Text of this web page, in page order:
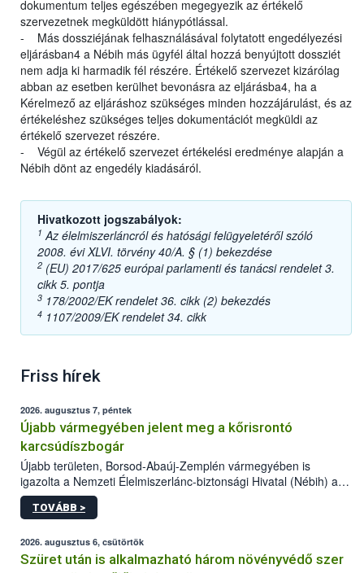
dokumentum teljes egészében megegyezik az értékelő
szervezetnek megküldött hiánypótlással.
- Más dossziéjának felhasználásával folytatott engedélyezési
eljárásban4 a Nébih más ügyfél által hozzá benyújtott dossziét
nem adja ki harmadik fél részére. Értékelő szervezet kizárólag
abban az esetben kerülhet bevonásra az eljárásba4, ha a
Kérelmező az eljáráshoz szükséges minden hozzájárulást, és az
értékeléshez szükséges teljes dokumentációt megküldi az
értékelő szervezet részére.
- Végül az értékelő szervezet értékelési eredménye alapján a
Nébih dönt az engedély kiadásáról.
Hivatkozott jogszabályok:
1 Az élelmiszerláncról és hatósági felügyeletéről szóló
2008. évi XLVI. törvény 40/A. § (1) bekezdése
2 (EU) 2017/625 európai parlamenti és tanácsi rendelet 3.
cikk 5. pontja
3 178/2002/EK rendelet 36. cikk (2) bekezdés
4 1107/2009/EK rendelet 34. cikk
Friss hírek
2026. augusztus 7, péntek
Újabb vármegyében jelent meg a kőrisrontó
karcsúdíszbogár
Újabb területen, Borsod-Abaúj-Zemplén vármegyében is
igazolta a Nemzeti Élelmiszerlánc-biztonsági Hivatal (Nébih) a
kőrisrontó karcsúdíszbogár (Agrilus planipennis) jelenlétét. A
kártevőt nem csak színcsapdában találták meg, de már fertőzött
az intenzív felderítést, emellett az intézkedéseket a szlovák
hatósággal is összehangolják a terjedés megállítása érdekében.
TOVÁBB >
2026. augusztus 6, csütörtök
Szüret után is alkalmazható három növényvédő szer